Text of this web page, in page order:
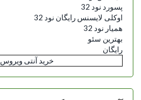
پسورد نود 32
اوکلی لایسنس رایگان نود 32
همیار نود 32
بهترین سئو
رایگان
خرید آنتی ویروس